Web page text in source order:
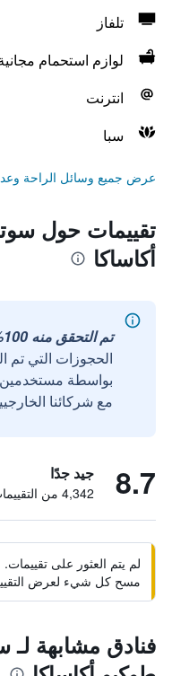
تلفاز
لوازم استحمام
انترنت
سبا
عرض جميع وسائل الراحة
تقييمات حول
أكاساكا
تم التحقق منه 100%
الحجوزات التي تم
مع شركائنا
8.7 جيد جدًا
4,342 من التقييمات تم التحقق منها
لم يتم العثور على
مسح كل شيء لعرض
فنادق مشابهة لـ